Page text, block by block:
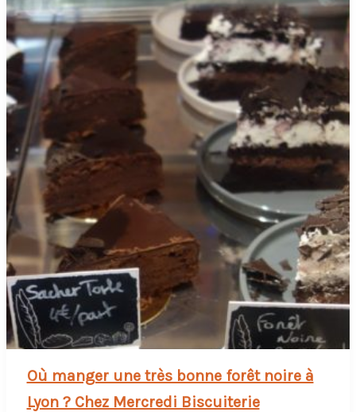
Où manger une très bonne forêt noire à
Lyon ? Chez Mercredi Biscuiterie